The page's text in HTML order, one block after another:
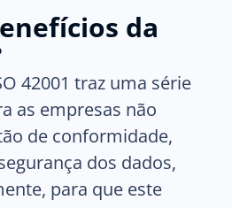
da
42001 traz uma série
as empresas não
de conformidade,
dos dados,
para que este